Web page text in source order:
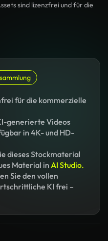
sind lizenzfrei und für die
für die kommerzielle
generierte Videos
in 4K- und HD-
dieses Stockmaterial
Material in AI Studio.
Sie den vollen
KI frei –